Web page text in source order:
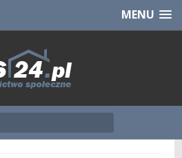
CHCĘ [klik]MENU